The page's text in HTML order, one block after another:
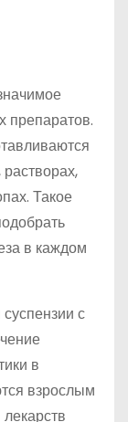
препаратов.
Такое
в каждом
с
в
взрослым